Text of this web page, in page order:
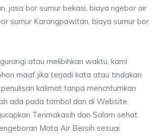
jasa bor sumur bekasi, biaya ngebor air
sumur Karangpawitan, biaya sumur bor
atau melibihkan waktu, kami
maaf jika terjadi kata atau tindakan
kalimat tanpa mencntumkan
ada pada tombol dan di Website
Terimakasih dan Salam sehat
Mata Air Bersih sesuai